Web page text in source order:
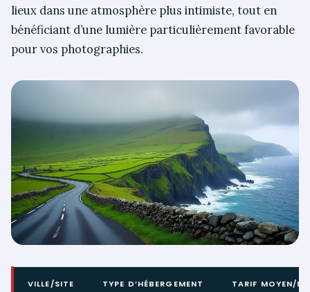
lieux dans une atmosphère plus intimiste, tout en
bénéficiant d’une lumière particulièrement favorable
pour vos photographies.
VILLE/SITE TYPE D’HÉBERGEMENT TARIF MOYEN/